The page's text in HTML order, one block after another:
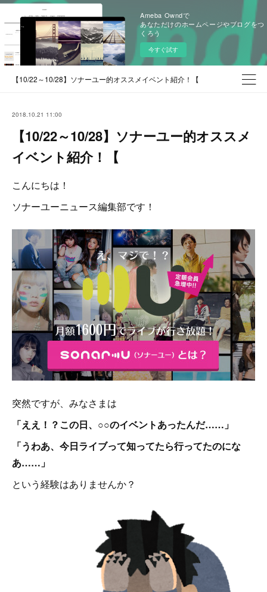
Ameba Owndで
あなただけのホームページやブログをつ
くろう
今すぐ試す
【10/22～10/28】ソナーユー的オススメイベント紹介！【
2018.10.21 11:00
【10/22～10/28】ソナーユー的オススメ
イベント紹介！【
こんにちは！
ソナーユーニュース編集部です！
突然ですが、みなさまは
「ええ！？この日、○○のイベントあったんだ……」
「うわあ、今日ライブって知ってたら行ってたのにな
あ……」
という経験はありませんか？